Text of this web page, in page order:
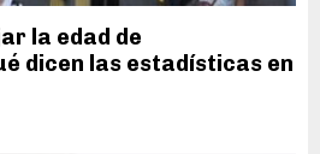
la edad de
dicen las estadísticas en